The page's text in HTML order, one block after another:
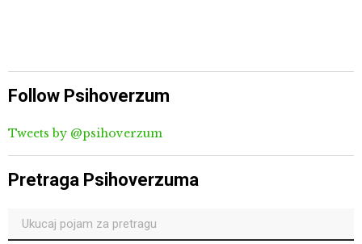
Follow Psihoverzum
Tweets by @psihoverzum
Pretraga Psihoverzuma